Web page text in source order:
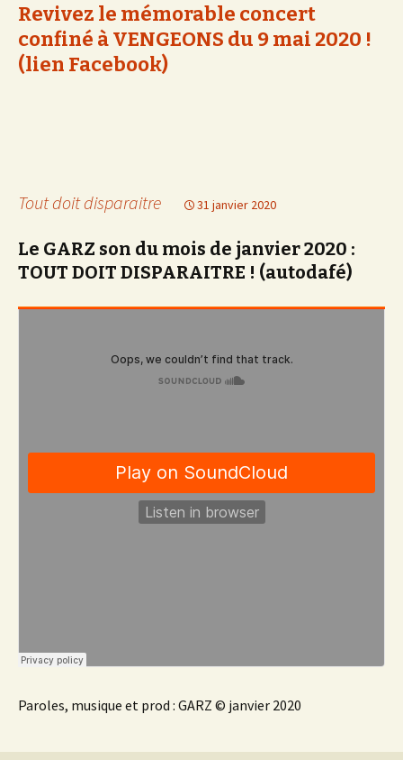
Revivez le mémorable concert
confiné à VENGEONS du 9 mai 2020 !
(lien Facebook)
Tout doit disparaitre 31 janvier 2020
Le GARZ son du mois de janvier 2020 :
TOUT DOIT DISPARAITRE ! (autodafé)
Paroles, musique et prod : GARZ © janvier 2020